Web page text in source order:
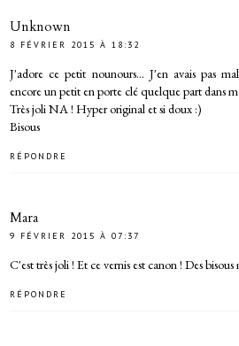
Unknown
8 FÉVRIER 2015 À 18:32
J'adore ce petit nounours... J'en avais pas
encore un petit en porte clé quelque part dans
Très joli NA ! Hyper original et si doux :)
Bisous
RÉPONDRE
Mara
9 FÉVRIER 2015 À 07:37
C'est très joli ! Et ce vernis est canon ! Des
RÉPONDRE